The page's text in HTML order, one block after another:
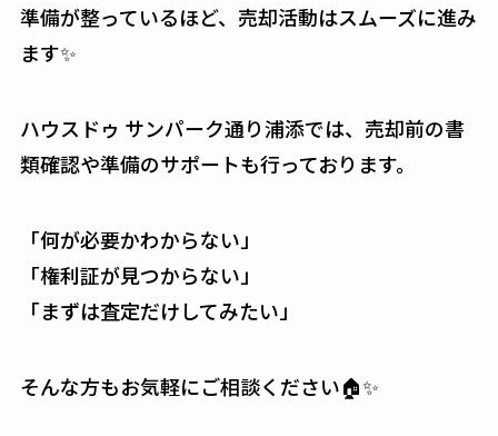
準備が整っているほど、売却活動はスムーズに進み
ます✨
ハウスドゥ サンパーク通り浦添では、売却前の書
類確認や準備のサポートも行っております。
「何が必要かわからない」
「権利証が見つからない」
「まずは査定だけしてみたい」
そんな方もお気軽にご相談ください🏠✨